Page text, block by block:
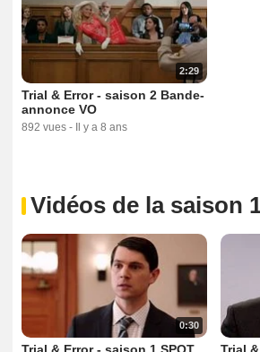
2:29
Trial & Error - saison 2 Bande-
annonce VO
892 vues - Il y a 8 ans
Vidéos de la saison
0:30